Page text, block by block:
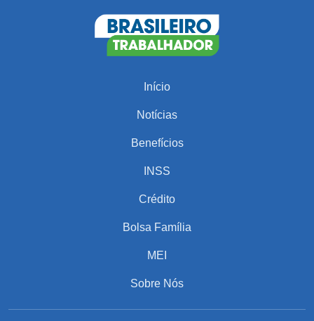
2025 surpreende e chama atenção dos
Início
Notícias
Benefícios
INSS
Crédito
Bolsa Família
MEI
Sobre Nós